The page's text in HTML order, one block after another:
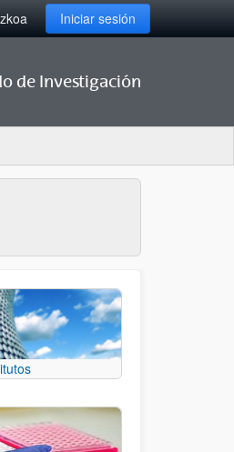
Iniciar sesión
de Investigación